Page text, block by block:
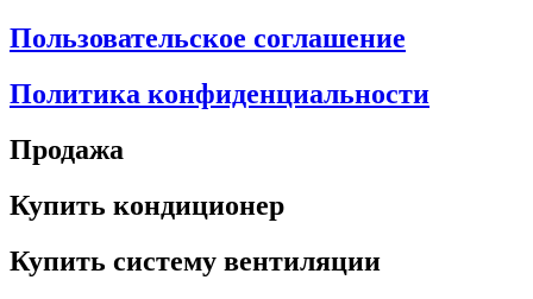
Пользовательское соглашение
Политика конфиденциальности
Продажа
Купить кондиционер
Купить систему вентиляции